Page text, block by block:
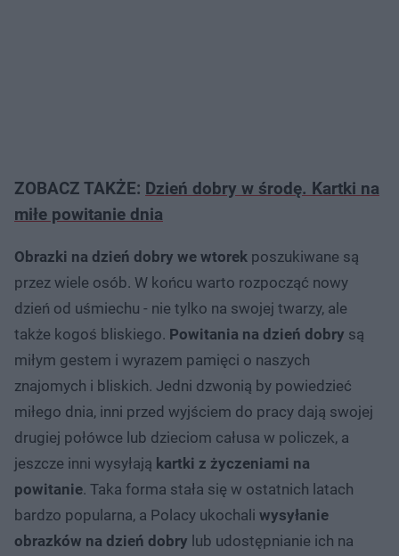
ZOBACZ TAKŻE: Dzień dobry w środę. Kartki na
miłe powitanie dnia
Obrazki na dzień dobry we wtorek poszukiwane są
przez wiele osób. W końcu warto rozpocząć nowy
dzień od uśmiechu - nie tylko na swojej twarzy, ale
także kogoś bliskiego. Powitania na dzień dobry są
miłym gestem i wyrazem pamięci o naszych
znajomych i bliskich. Jedni dzwonią by powiedzieć
miłego dnia, inni przed wyjściem do pracy dają swojej
drugiej połówce lub dzieciom całusa w policzek, a
jeszcze inni wysyłają kartki z życzeniami na
powitanie. Taka forma stała się w ostatnich latach
bardzo popularna, a Polacy ukochali wysyłanie
obrazków na dzień dobry lub udostępnianie ich na